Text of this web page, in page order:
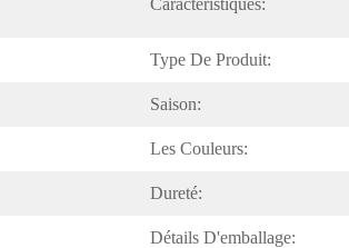
Caractéristiques:
Type De Produit:
Saison:
Les Couleurs:
Dureté:
Détails D'emballage: